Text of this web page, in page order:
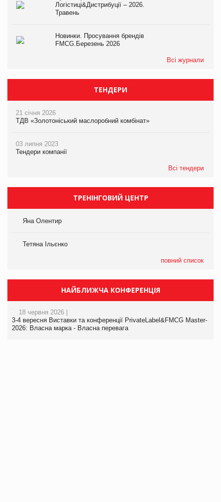
Логістиці&Дистрибуції – 2026.
Травень
Новинки. Просування брендів
FMCG.Березень 2026
Всі журнали
ТЕНДЕРИ
21 січня 2026
ТДВ «Золотоніський маслоробний комбінат»
03 липня 2023
Тендери компанії
Всі тендери
ТРЕНІНГОВИЙ ЦЕНТР
Яна Олентир
Тетяна Ільєнко
повний список
НАЙБЛИЖЧА КОНФЕРЕНЦІЯ
18 червня 2026 |
3-4 вересня Виставки та конференції PrivateLabel&FMCG Master-
2026: Власна марка - Власна перевага